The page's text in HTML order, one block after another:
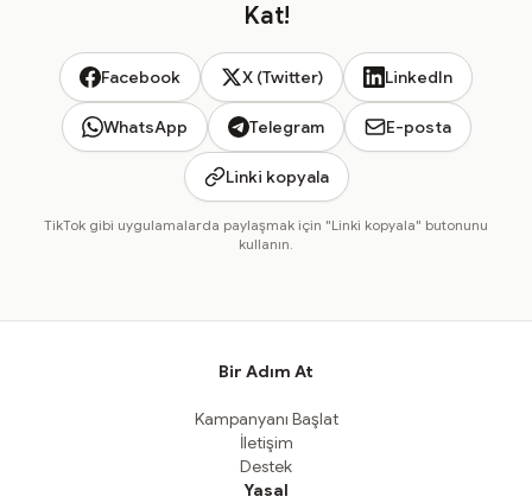
Kat!
Facebook X (Twitter) LinkedIn
WhatsApp Telegram E-posta
Linki kopyala
TikTok gibi uygulamalarda paylaşmak için "Linki kopyala" butonunu
kullanın.
Bir Adım At
Kampanyanı Başlat
İletişim
Destek
Yasal